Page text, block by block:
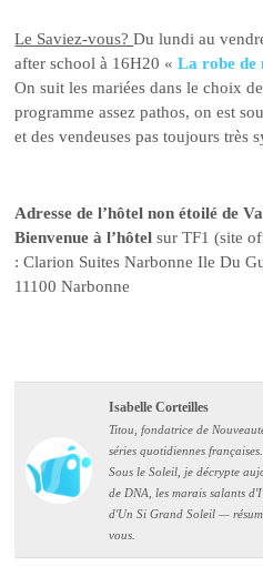
Le Saviez-vous?Du lundi au
after school à 16H20 «La robe de
On suit les mariées dans le choix
programme assez pathos, on est
et des vendeuses pas toujours très
Adresse de l’hôtel non étoilé de
Bienvenue à l’hôtelsur TF1 (site
: Clarion Suites Narbonne Ile Du
11100 Narbonne
Isabelle Corteilles
Titou, fondatrice de
séries quotidiennes
Sous le Soleil, je décrypte
de DNA, les marais salants
d'Un Si Grand Soleil —
vous.